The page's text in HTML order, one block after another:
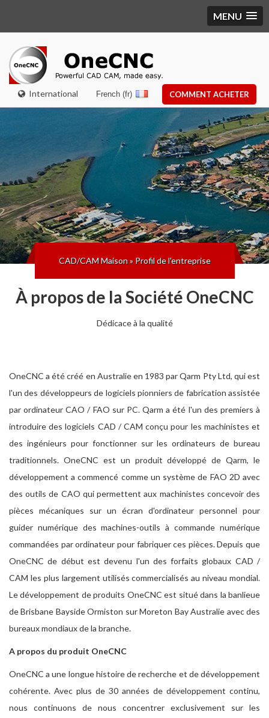
MENU
International COMMENT ACHETER
French (fr)
CAD/CAM Maison» Profil de l'entreprise
À propos de la Société OneCNC
Dédicace à la qualité
OneCNC a été créé en Australie en 1983 par Qarm Pty Ltd, qui est
l'un des développeurs de logiciels pionniers de fabrication assistée
par ordinateur CAO / FAO sur PC. Qarm a été l'un des premiers à
introduire des logiciels CAD / CAM conçu pour les machinistes et
des ingénieurs pour fonctionner sur les ordinateurs de bureau
traditionnels. OneCNC est un produit développé de Qarm, le
développement a commencé comme un système de FAO 2D avec
des outils de CAO qui permettent aux machinistes concevoir des
pièces mécaniques sur un écran d'ordinateur personnel pour
guider numérique des machines-outils à commande numérique
commandées par ordinateur pour fabriquer ces pièces. Depuis que
OneCNC de début est devenu l'un des forfaits globaux CAD /
CAM les plus largement utilisés commercialisés au niveau mondial.
Le développement de produits OneCNC est situé dans la banlieue
de Brisbane Bayside Ormiston sur Moreton Bay Australie avec des
bureaux mondiaux de la branche.
A propos du produit OneCNC
OneCNC a une longue histoire de recherche et de développement
cohérente. Avec plus de 30 années de développement continu,
nous continuons de nous concentrer exclusivement sur les